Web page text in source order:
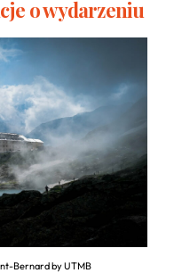
o wydarzeniu
Bernard by UTMB